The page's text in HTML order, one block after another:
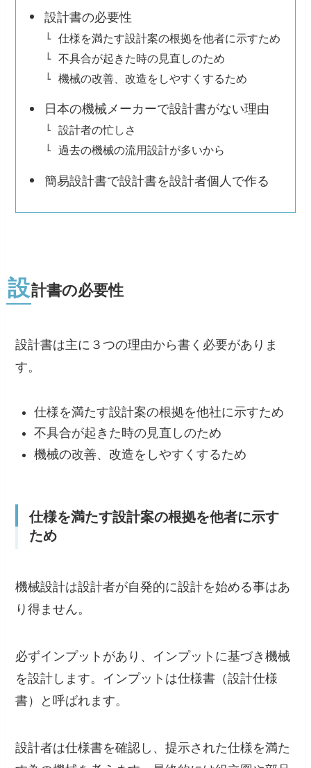
設計書の必要性
仕様を満たす設計案の根拠を他者に示すため
不具合が起きた時の見直しのため
機械の改善、改造をしやすくするため
日本の機械メーカーで設計書がない理由
設計者の忙しさ
過去の機械の流用設計が多いから
簡易設計書で設計書を設計者個人で作る
設計書の必要性
設計書は主に３つの理由から書く必要がありま
す。
仕様を満たす設計案の根拠を他社に示すため
不具合が起きた時の見直しのため
機械の改善、改造をしやすくするため
仕様を満たす設計案の根拠を他者に示す
ため
機械設計は設計者が自発的に設計を始める事はあ
り得ません。
必ずインプットがあり、インプットに基づき機械
を設計します。インプットは仕様書（設計仕様
書）と呼ばれます。
設計者は仕様書を確認し、提示された仕様を満た